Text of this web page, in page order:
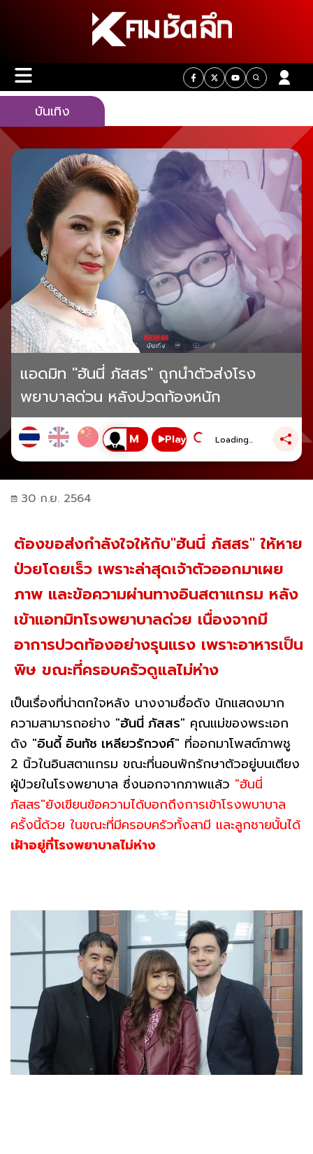
บันเทิง
แอดมิท "ฮันนี่ ภัสสร" ถูกนำตัวส่งโรง
พยาบาลด่วน หลังปวดท้องหนัก
Play Loading...
30 ก.ย. 2564
ต้องขอส่งกำลังใจให้กับ"ฮันนี่ ภัสสร" ให้หาย
ป่วยโดยเร็ว เพราะล่าสุดเจ้าตัวออกมาเผย
ภาพ และข้อความผ่านทางอินสตาแกรม หลัง
เข้าแอทมิทโรงพยาบาลด่วย เนื่องจากมี
อาการปวดท้องอย่างรุนแรง เพราะอาหารเป็น
พิษ ขณะที่ครอบครัวดูแลไม่ห่าง
เป็นเรื่องที่น่าตกใจหลัง นางงามชื่อดัง นักแสดงมาก
ความสามารถอย่าง "ฮันนี่ ภัสสร" คุณแม่ของพระเอก
ดัง "อินดี้ อินทัช เหลียวรักวงศ์" ที่ออกมาโพสต์ภาพชู
2 นิ้วในอินสตาแกรม ขณะที่นอนพักรักษาตัวอยู่บนเตียง
ผู้ป่วยในโรงพยาบาล ซึ่งนอกจากภาพแล้ว "ฮันนี่
ภัสสร"ยังเขียนข้อความได้บอกถึงการเข้าโรงพบาบาล
ครั้งนี้ด้วย ในขณะที่มีครอบครัวทั้งสามี และลูกชายนั้นได้
เฝ้าอยู่ที่โรงพยาบาลไม่ห่าง